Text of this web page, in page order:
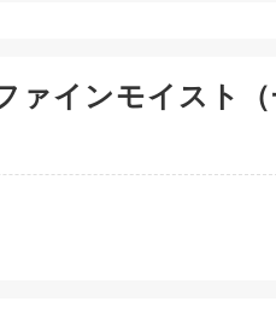
ァインモイスト